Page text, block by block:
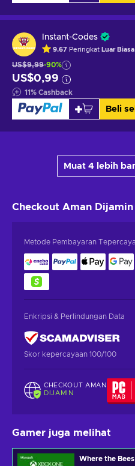
Instant-Codes
9.67 Peringkat Luar Biasa
US$9,99-90%
US$0,99
11% Cashback
Beli
Muat 4 lebih
Checkout Aman Dijamin
Metode Pembayaran Tepercaya
Enkripsi & Perlindungan Data
Skor kepercayaan 100/100
CHECKOUT AMAN
DIJAMIN
Gamer juga melihat
Where the